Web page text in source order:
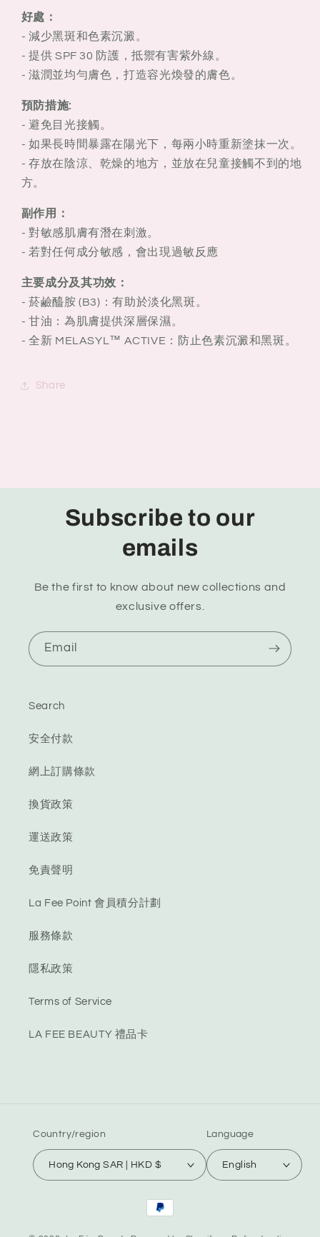
光
淡
斑
亮
白
乳
液
SPF30
40ml
美
防
曬
淡
斑
亮
白
SPF30
40ml
美
曬
好處：
- 減少黑斑和色素沉澱。
- 提供 SPF 30 防護，抵禦有害紫外線。
- 滋潤並均勻膚色，打造容光煥發的膚色。
預防措施:
- 避免目光接觸。
- 如果長時間暴露在陽光下，每兩小時重新塗抹一次。
- 存放在陰涼、乾燥的地方，並放在兒童接觸不到的地
方。
副作用：
- 對敏感肌膚有潛在刺激。
- 若對任何成分敏感，會出現過敏反應
主要成分及其功效：
- 菸鹼醯胺 (B3)：有助於淡化黑斑。
- 甘油：為肌膚提供深層保濕。
- 全新 MELASYL™ ACTIVE：防止色素沉澱和黑斑。
Share
Subscribe to our
emails
Be the first to know about new collections and
exclusive offers.
Email
Search
安全付款
網上訂購條款
換貨政策
運送政策
免責聲明
La Fee Point 會員積分計劃
服務條款
隱私政策
Terms of Service
LA FEE BEAUTY 禮品卡
Country/region
Hong Kong SAR | HKD $
Language
English
Payment
methods